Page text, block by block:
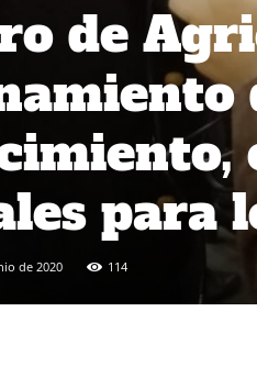
de
para
de 2020 114